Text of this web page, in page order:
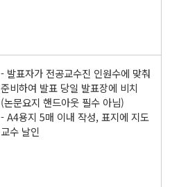
- 발표자가 전공교수진 인원수에 맞춰
준비하여 발표 당일 발표장에 비치
(논문요지 핸드아웃 필수 아님)
- A4용지 5매 이내 작성, 표지에 지도
교수 날인